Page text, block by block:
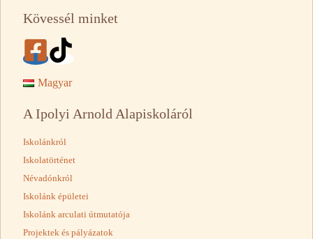
Kövessél minket
Magyar
A Ipolyi Arnold Alapiskoláról
Iskolánkról
Iskolatörténet
Névadónkról
Iskolánk épületei
Iskolánk arculati útmutatója
Projektek és pályázatok